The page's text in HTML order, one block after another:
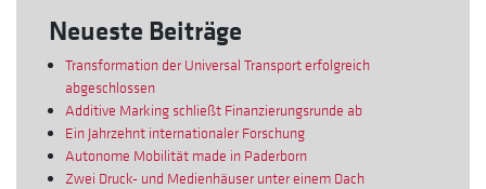
Neueste Beiträge
Transformation der Universal Transport erfolgreich
abgeschlossen
Additive Marking schließt Finanzierungsrunde ab
Ein Jahrzehnt internationaler Forschung
Autonome Mobilität made in Paderborn
Zwei Druck- und Medienhäuser unter einem Dach